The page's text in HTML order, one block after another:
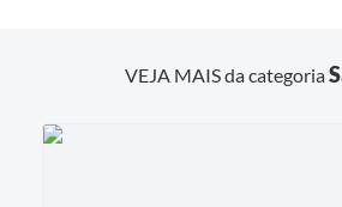
VEJA MAIS da categoria